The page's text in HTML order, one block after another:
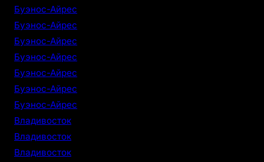
Буэнос-Айрес
Буэнос-Айрес
Буэнос-Айрес
Буэнос-Айрес
Буэнос-Айрес
Буэнос-Айрес
Буэнос-Айрес
Владивосток
Владивосток
Владивосток